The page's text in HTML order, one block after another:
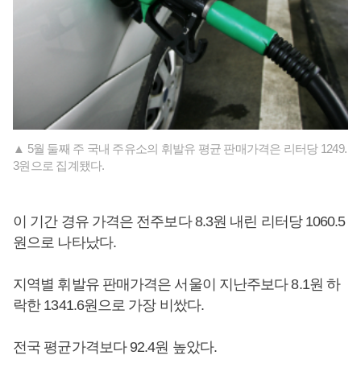
▲ 5월 둘째 주 국내 주유소의 휘발유 평균 판매가격은 리터당 1249.
3원으로 집계됐다.
이 기간 경유 가격은 전주보다 8.3원 내린 리터당 1060.5
원으로 나타났다.
지역별 휘발유 판매가격은 서울이 지난주보다 8.1원 하
락한 1341.6원으로 가장 비쌌다.
전국 평균가격보다 92.4원 높았다.